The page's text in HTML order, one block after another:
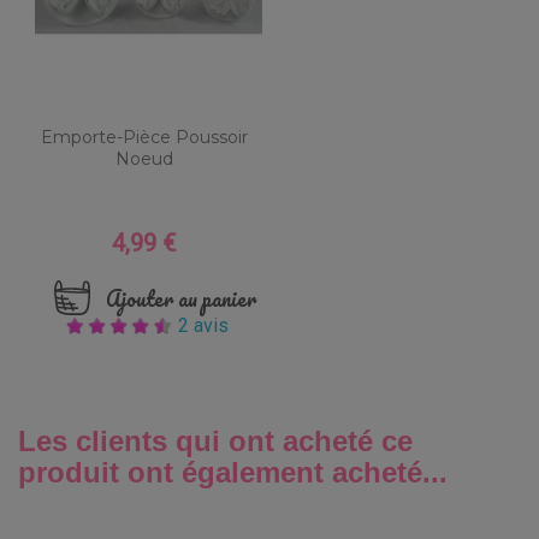
Emporte-Pièce Poussoir
Noeud
Prix
4,99 €
Ajouter au panier
2 avis
Les clients qui ont acheté ce
produit ont également acheté...